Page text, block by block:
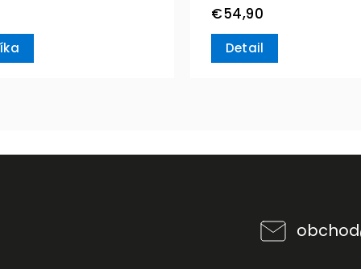
€54,90
Detail
obchod